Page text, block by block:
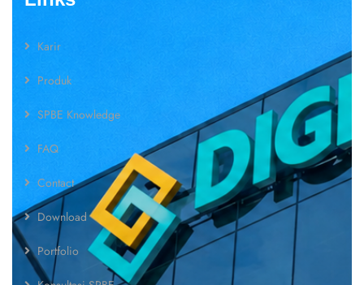
Karir
Produk
SPBE Knowledge
FAQ
Contact
Download
Portfolio